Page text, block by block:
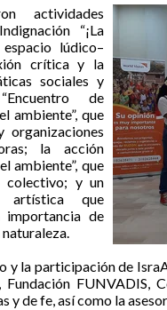
actividades
“¡La
lúdico–
crítica y la
sociales y
de
ambiente”, que
organizaciones
la acción
ambiente”, que
colectivo; y un
artística que
de
y la participación de
FUNVADIS,
de fe, así como la